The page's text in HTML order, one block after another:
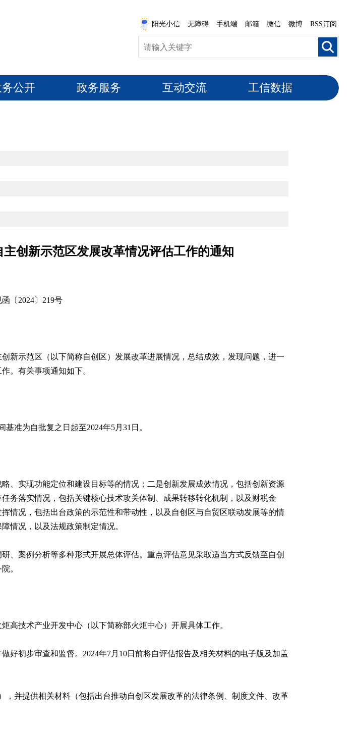
阳光小信 无障碍 手机端 邮箱 微信 微博 RSS订阅
公开 政务服务 互动交流 工信数据
创新示范区发展改革情况评估工作的通知
〔2024〕219号
新示范区（以下简称自创区）发展改革进展情况，总结成效，发现问题，进一
。有关事项通知如下。
准为自批复之日起至2024年5月31日。
、实现功能定位和建设目标等的情况；二是创新发展成效情况，包括创新资源
务落实情况，包括关键核心技术攻关体制、成果转移转化机制，以及财税金
情况，包括出台政策的示范性和带动性，以及自创区与自贸区联动发展等的情
情况，以及法规政策制定情况。
、案例分析等多种形式开展总体评估。重点评估意见采取适当方式反馈至自创
。
高技术产业开发中心（以下简称部火炬中心）开展具体工作。
好初步审查和监督。2024年7月10日前将自评估报告及相关材料的电子版及加盖
，并提供相关材料（包括出台推动自创区发展改革的法律条例、制度文件、改革